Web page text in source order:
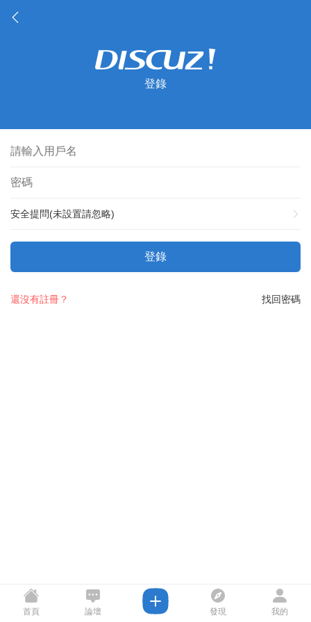
登錄
安全提問(未設置請忽略)
登錄
找回密碼
還沒有註冊？
首頁 論壇 發現 我的